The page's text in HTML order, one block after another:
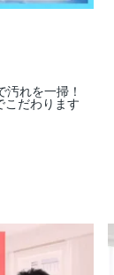
汚れを一掃！
こだわります